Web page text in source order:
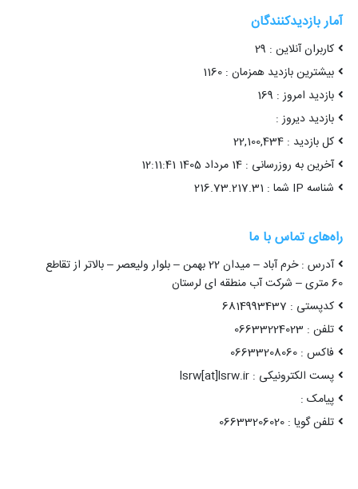
آمار بازدیدکنندگان
کاربران آنلاین : 29
بیشترین بازدید همزمان : 1160
بازدید امروز : 169
بازدید دیروز :
کل بازدید : 22,100,434
آخرین به روزرسانی : 14 مرداد 1405 12:11:41
شناسه IP شما : 216.73.217.31
راه‌های تماس با ما
آدرس : خرم آباد – میدان 22 بهمن – بلوار ولیعصر – بالاتر از تقاطع
60 متری – شرکت آب منطقه ای لرستان
کدپستی : 6814993437
تلفن : 06633224023
فاکس : 06633208060
پست الکترونیکی : lsrw[at]lsrw.ir
پیامک :
تلفن گویا : 06633206020